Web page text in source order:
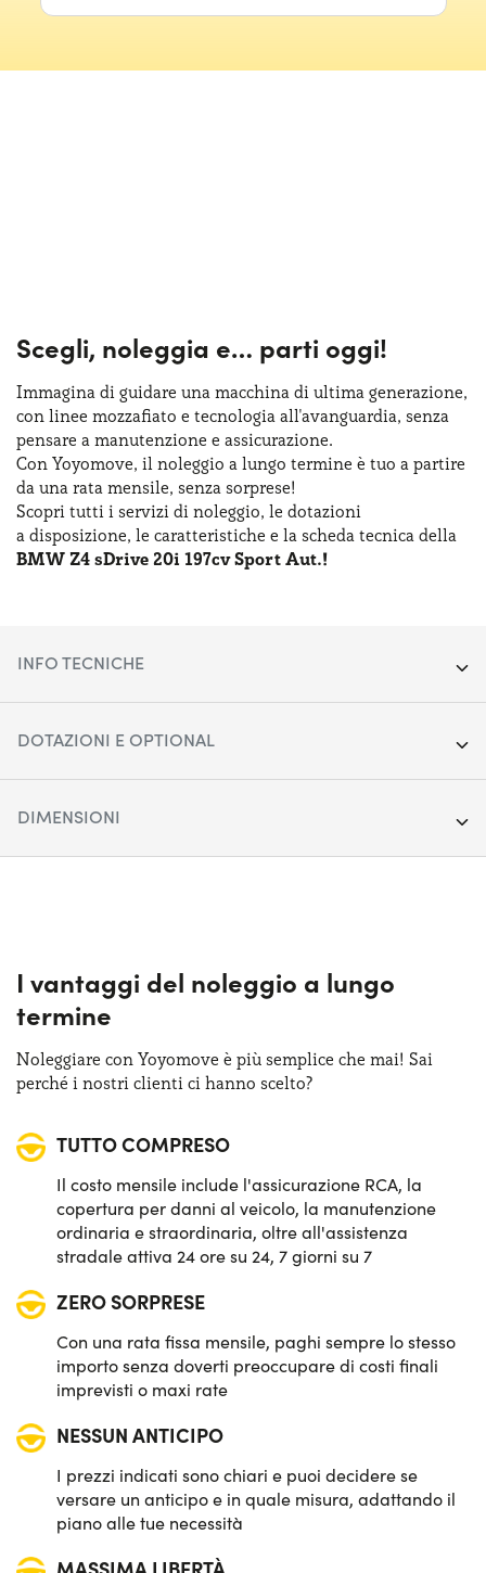
Scegli, noleggia e… parti oggi!
Immagina di guidare una macchina di ultima generazione,
con linee mozzafiato e tecnologia all'avanguardia, senza
pensare a manutenzione e assicurazione.
Con Yoyomove, il noleggio a lungo termine è tuo a partire
da una rata mensile, senza sorprese!
Scopri tutti i servizi di noleggio, le dotazioni
a disposizione, le caratteristiche e la scheda tecnica della
BMW Z4 sDrive 20i 197cv Sport Aut.!
INFO TECNICHE
Alimentazione:
Posti auto:2
Potenza:
DOTAZIONI E OPTIONAL
Display touchscreen da 12"
Fari anteriori LED
Sensori di parcheggio anteriori & posteriori
Sistema di avviso e mantenimento della corsia
Sistema di frenata d'emergenza attiva
DIMENSIONI
Altezza: 130 cm
Bagagliaio:
I vantaggi del noleggio a lungo
termine
Noleggiare con Yoyomove è più semplice che mai! Sai
perché i nostri clienti ci hanno scelto?
TUTTO COMPRESO
Il costo mensile include l'assicurazione RCA, la
copertura per danni al veicolo, la manutenzione
ordinaria e straordinaria, oltre all'assistenza
stradale attiva 24 ore su 24, 7 giorni su 7
ZERO SORPRESE
Con una rata fissa mensile, paghi sempre lo stesso
importo senza doverti preoccupare di costi finali
imprevisti o maxi rate
NESSUN ANTICIPO
I prezzi indicati sono chiari e puoi decidere se
versare un anticipo e in quale misura, adattando il
piano alle tue necessità